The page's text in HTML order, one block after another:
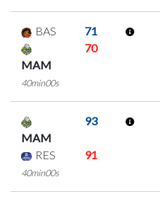
BAS 71
MAM
70
40min00s
MAM
93
RES 91
40min00s